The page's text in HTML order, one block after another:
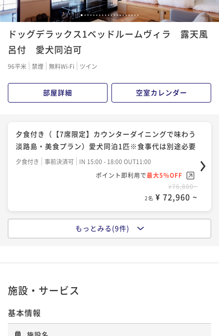
素泊まり BBQコンロ付き
素泊まり 事前決済可
IN 15:00 - 18:00 OUT11:00
夕朝食付き（オードブル＆淡路和牛BBQセット）
ポイント即利用で最大5％OFF
¥90,600~
¥ 86,070 ~
ポイント即利用で最大5％OFF
¥ 91,770 ~
1 2345 678910111213141516171819 20
ドッグデラックス1ベッドルームヴィラ 露天風
呂付 愛犬同泊可
96平米 禁煙 無料Wi-Fi ツイン
部屋詳細 空室カレンダー
夕食付き（【7席限定】カウンターダイニングで味わう
淡路島・美食プラン）愛犬同泊1匹※食事代は別途必要
夕食付き 事前決済可
IN 15:00 - 18:00 OUT11:00
ポイント即利用で最大5％OFF
¥76,800~
2名 ¥ 72,960 ~
素泊まり 愛犬同泊1匹
素泊まり 愛犬同泊2匹
素泊まり 事前決済可
もっとみる(9件)
施設・サービス
基本情報